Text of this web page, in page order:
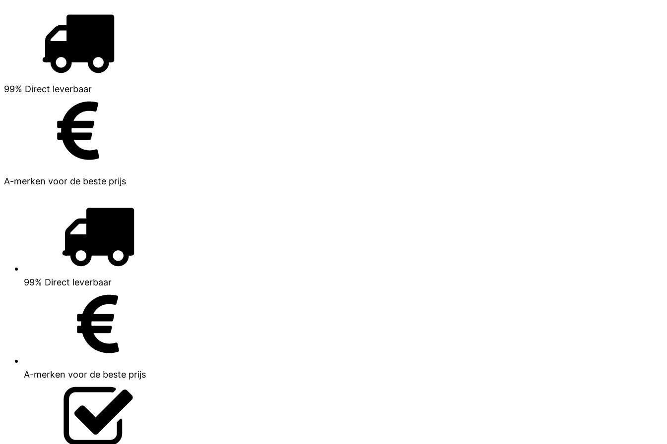
99% Direct leverbaar
A-merken voor de beste prijs
99% Direct leverbaar
A-merken voor de beste prijs